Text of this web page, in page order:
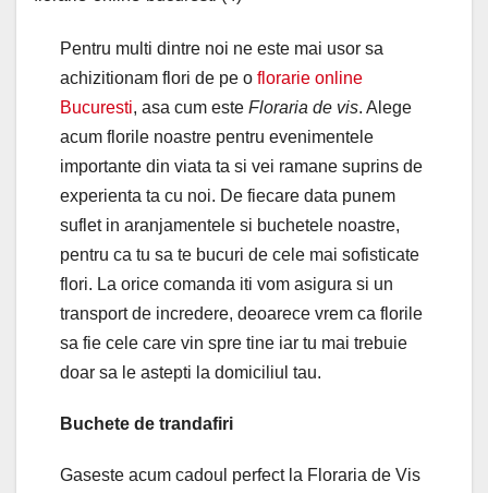
Pentru multi dintre noi ne este mai usor sa
achizitionam flori de pe o florarie online
Bucuresti, asa cum este Floraria de vis. Alege
acum florile noastre pentru evenimentele
importante din viata ta si vei ramane suprins de
experienta ta cu noi. De fiecare data punem
suflet in aranjamentele si buchetele noastre,
pentru ca tu sa te bucuri de cele mai sofisticate
flori. La orice comanda iti vom asigura si un
transport de incredere, deoarece vrem ca florile
sa fie cele care vin spre tine iar tu mai trebuie
doar sa le astepti la domiciliul tau.
Buchete de trandafiri
Gaseste acum cadoul perfect la Floraria de Vis